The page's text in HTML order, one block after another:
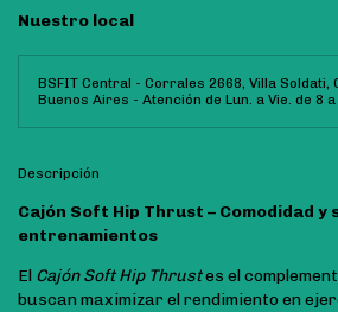
Nuestro local
BSFIT Central - Corrales 2668, Villa Soldati,
Buenos Aires - Atención de Lun. a Vie. de 8 a
Descripción
Cajón Soft Hip Thrust – Comodidad
entrenamientos
El Cajón Soft Hip Thrustes el
buscan maximizar el rendimiento en